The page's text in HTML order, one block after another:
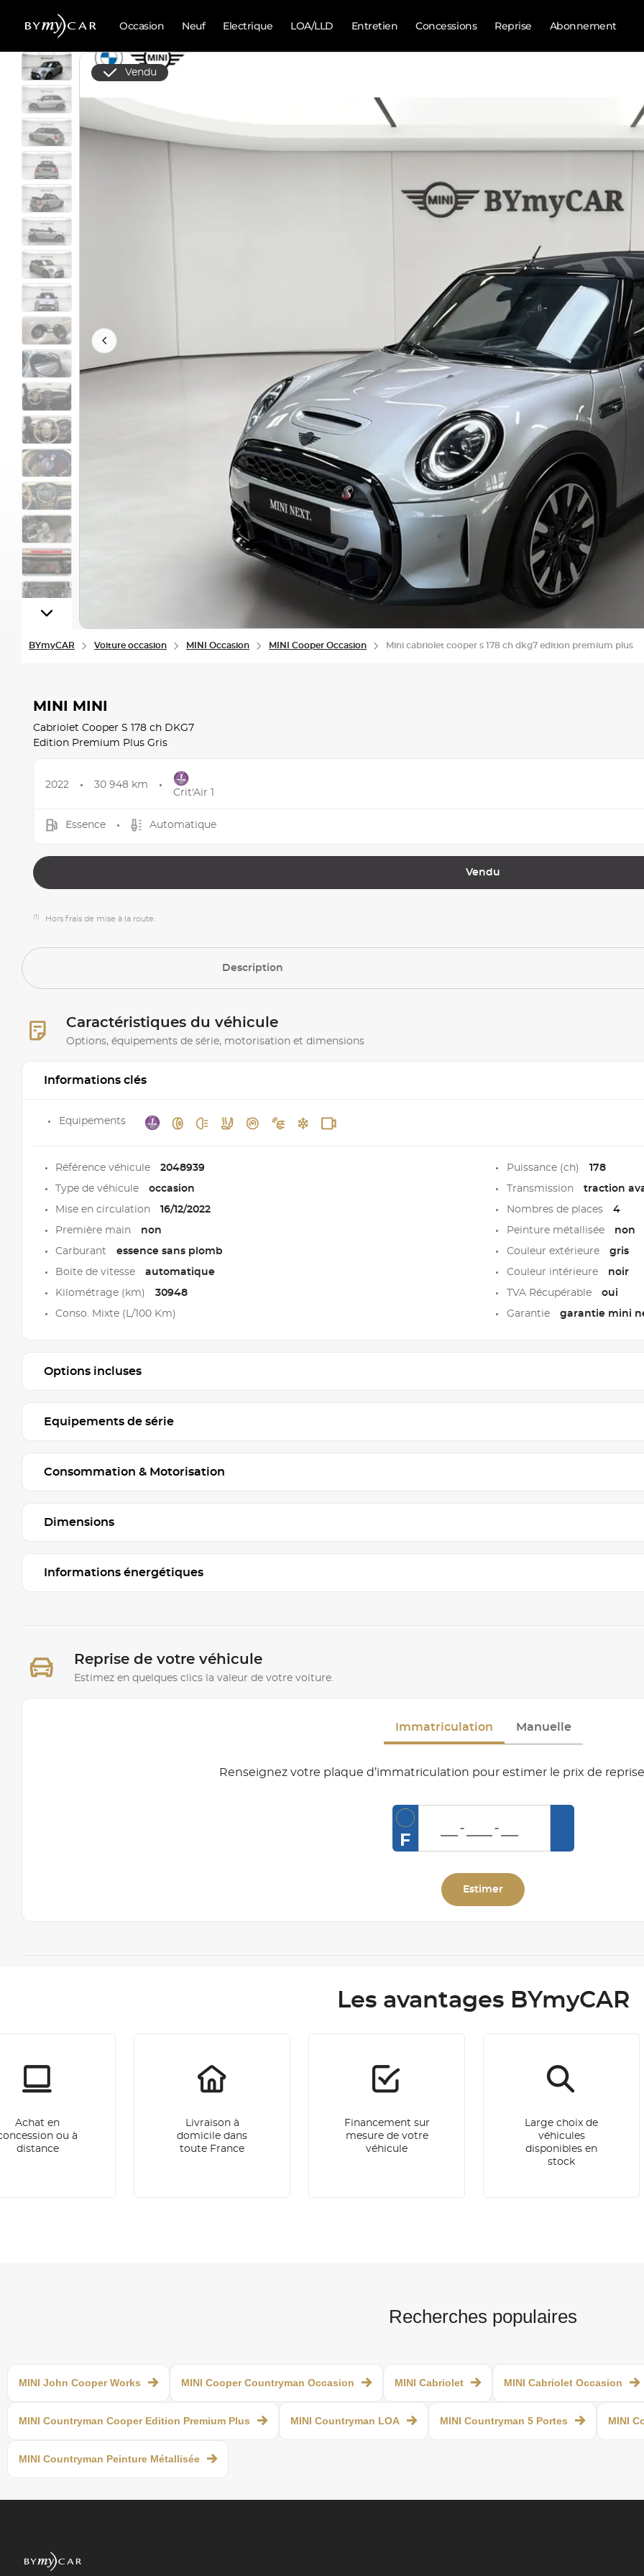
Occasion Neuf Electrique LOA/LLD Entretien Concessions Reprise Abonnement
BYmyCAR Voiture occasion MINI Occasion MINI Cooper Occasion Mini cabriolet cooper s 178 ch dkg7 edition premium plus
Vendu
MINI MINI
Cabriolet Cooper S 178 ch DKG7
Edition Premium Plus Gris
2022 30 948 km
Crit'Air 1
Essence Automatique
Vendu
(1) Hors frais de mise à la route.
Description
Caractéristiques du véhicule
Options, équipements de série, motorisation et dimensions
Informations clés
Equipements
Référence véhicule 2048939
Type de véhicule occasion
Mise en circulation 16/12/2022
Première main non
Carburant essence sans plomb
Boite de vitesse automatique
Kilométrage (km) 30948
Conso. Mixte (L/100 Km)
Puissance (ch) 178
Transmission traction
Nombres de places 4
Peinture métallisée non
Couleur extérieure gris
Couleur intérieure noir
TVA Récupérable oui
Garantie garantie mini
Options incluses
Equipements de série
Consommation & Motorisation
Dimensions
Informations énergétiques
Reprise de votre véhicule
Estimez en quelques clics la valeur de votre voiture.
Immatriculation Manuelle
Renseignez votre plaque d’immatriculation pour estimer le prix de
F
Estimer
Les avantages BYmyCAR
Achat en
ou à
distance
Livraison à
domicile dans
toute France
Financement sur
mesure de votre
véhicule
Large choix de
véhicules
disponibles en
stock
Recherches populaires
MINI John Cooper Works MINI Cooper Countryman Occasion MINI Cabriolet MINI Cabriolet Occasion
MINI Countryman Cooper Edition Premium Plus MINI Countryman LOA MINI Countryman 5 Portes MINI
MINI Countryman Peinture Métallisée